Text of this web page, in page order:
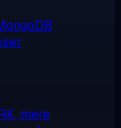
mere